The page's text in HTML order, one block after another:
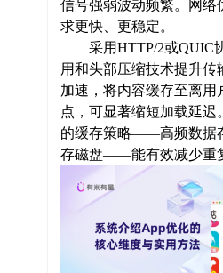
信号强弱波动频繁。网络
求更快、更稳定。
采用HTTP/2或QUIC
用和头部压缩技术提升传
加速，将内容缓存至离用
点，可显著缩短加载延迟
的缓存策略——高频数据
存磁盘——能有效减少重